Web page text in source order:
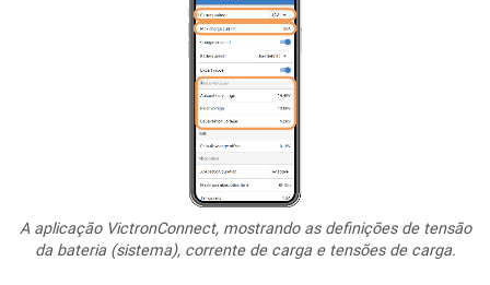
A aplicação VictronConnect, mostrando as definições de tensão
da bateria (sistema), corrente de carga e tensões de carga.